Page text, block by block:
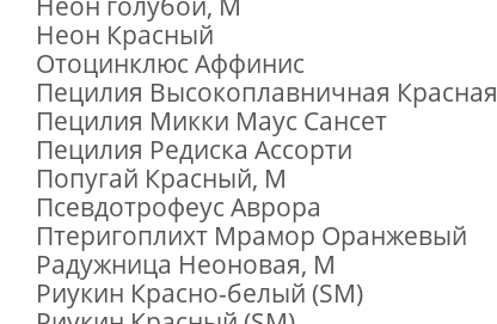
Неон Красный
Отоцинклюс Аффинис
Пецилия Высокоплавничная Красная
Пецилия Микки Маус Сансет
Пецилия Редиска Ассорти
Попугай Красный, M
Псевдотрофеус Аврора
Птеригоплихт Мрамор Оранжевый
Радужница Неоновая, M
Риукин Красно-белый (SM)